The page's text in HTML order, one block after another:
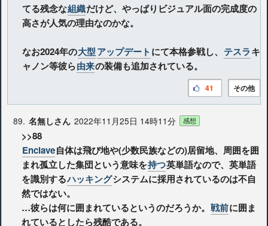
てる残念な組織だけど、やっぱりビジュアル面の完成度の
高さが人気の理由なのかな。
なお2024年の大型アップデート にて本格参戦し、 テスラキ
ャノン等彼ら由来の装備も追加されている。
その他
41
89. 名無しさん 2022年11月25日 14時11分 感想
>>88
Enclave自体は飛び地や(少数民族などの)居留地、周囲を囲
まれ孤立した集団という意味を持つ英単語なので、英単語
を識別するハッキングシステムに採用されているのは不自
然ではない。
…彼らは何に囲まれているというのだろうか。 戦前に囲ま
れているとしたら残酷である。